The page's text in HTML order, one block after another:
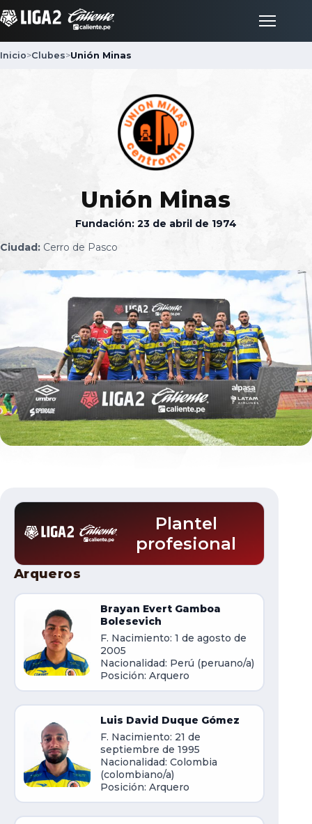
Clubes
Noticias
Documentos
Inicio>Clubes>Unión Minas
Unión Minas
Fundación: 23 de abril de 1974
Ciudad: Cerro de Pasco
Plantel
profesional
Plantel
Arqueros
Brayan Evert Gamboa
Bolesevich
F. Nacimiento: 1 de agosto de
2005
Nacionalidad: Perú (peruano/a)
Posición: Arquero
Luis David Duque Gómez
F. Nacimiento: 21 de
septiembre de 1995
Nacionalidad: Colombia
(colombiano/a)
Posición: Arquero